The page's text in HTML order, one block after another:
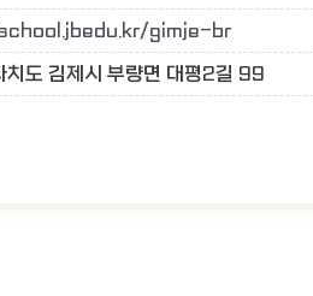
gimje-br
치도 김제시 부량면 대평2길 99